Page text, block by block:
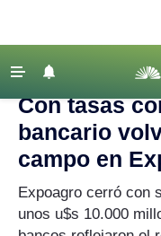
Agricultura
Ganadería
Lechería
Tecnología
‹ VOLVER
Agroclave
Con tasas
bancario
campo en
Expoagro cerró con
unos u$s 10.000